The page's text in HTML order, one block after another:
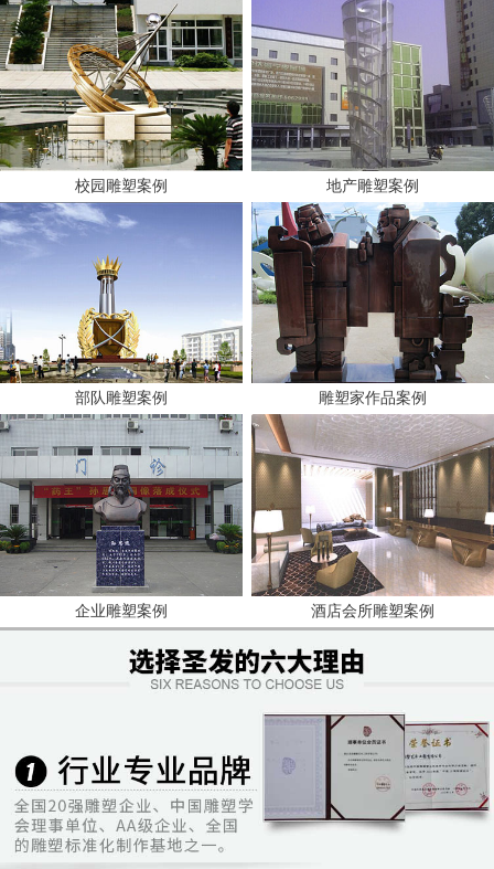
校园雕塑案例
部队雕塑案例
企业雕塑案例
地产雕塑案例
雕塑家作品案例
酒店会所雕塑案例